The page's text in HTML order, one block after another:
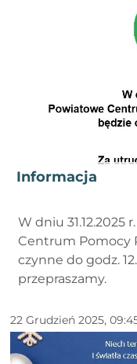
Informacja
W dniu 31.12.2025
Centrum Pomocy
czynne do godz.
przepraszamy.
22 Grudzień 2025,